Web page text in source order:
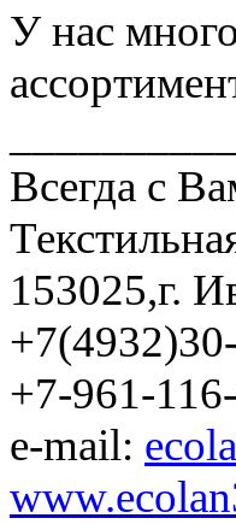
У нас
Всегда с
153025,г.
+7-961-
e-mail: